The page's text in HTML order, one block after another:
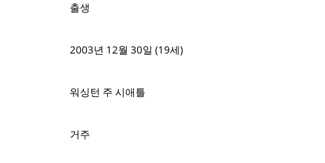
출생
2003년 12월 30일 (19세)
워싱턴 주 시애틀
거주